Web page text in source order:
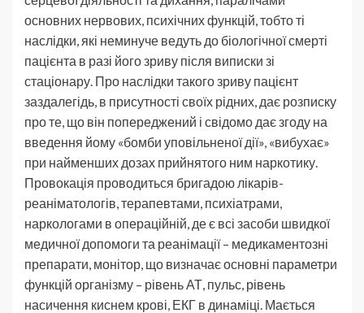
основних нервових, психічних функцій, тобто ті
наслідки, які неминуче ведуть до біологічної смерті
пацієнта в разі його зриву після виписки зі
стаціонару. Про наслідки такого зриву пацієнт
заздалегідь, в присутності своїх рідних, дає розписку
про те, що він попереджений і свідомо дає згоду на
введення йому «бомби уповільненої дії», «вибухає»
при найменших дозах прийнятого ним наркотику.
Провокація проводиться бригадою лікарів-
реаніматологів, терапевтами, психіатрами,
наркологами в операційній, де є всі засоби швидкої
медичної допомоги та реанімації – медикаментозні
препарати, монітор, що визначає основні параметри
функцій організму – рівень АТ, пульс, рівень
насичення киснем крові, ЕКГ в динаміці. Мається